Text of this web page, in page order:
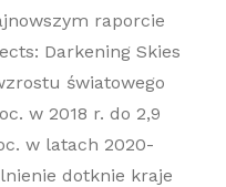
raporcie
Darkening Skies
światowego
w 2018 r. do 2,9
w latach 2020-
dotknie kraje